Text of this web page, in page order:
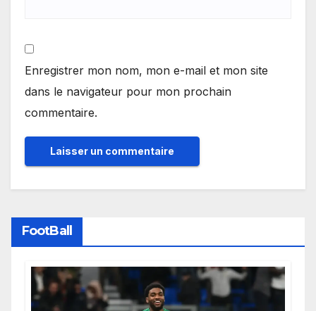
Enregistrer mon nom, mon e-mail et mon site
dans le navigateur pour mon prochain
commentaire.
FootBall